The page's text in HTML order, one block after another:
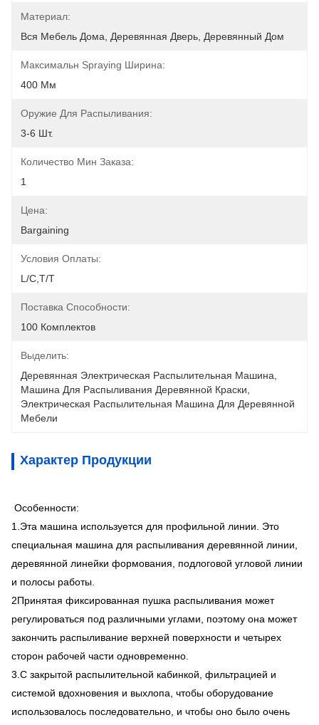
Материал:
Вся Мебель Дома, Деревянная Дверь, Деревянный Дом
Максимальн Spraying Ширина:
400 Мм
Оружие Для Распыливания:
3-6 Шт.
Количество Мин Заказа:
1
Цена:
Bargaining
Условия Оплаты:
L/C,T/T
Поставка Способности:
100 Комплектов
Выделить:
Деревянная Электрическая Распылительная Машина
Машина Для Распыливания Деревянной Краски
Электрическая Распылительная Машина Для Деревянной
Мебели
Характер Продукции
Особенности:
1.Эта машина используется для профильной линии. Это
специальная машина для распыливания деревянной линии,
деревянной линейки формования, подлоговой угловой линии
и полосы работы.
2Принятая фиксированная пушка распыливания может
регулироваться под различными углами, поэтому она может
закончить распыливание верхней поверхности и четырех
сторон рабочей части одновременно.
3.С закрытой распылительной кабинкой, фильтрацией и
системой вдохновения и выхлопа, чтобы оборудование
использовалось последовательно, и чтобы оно было очень